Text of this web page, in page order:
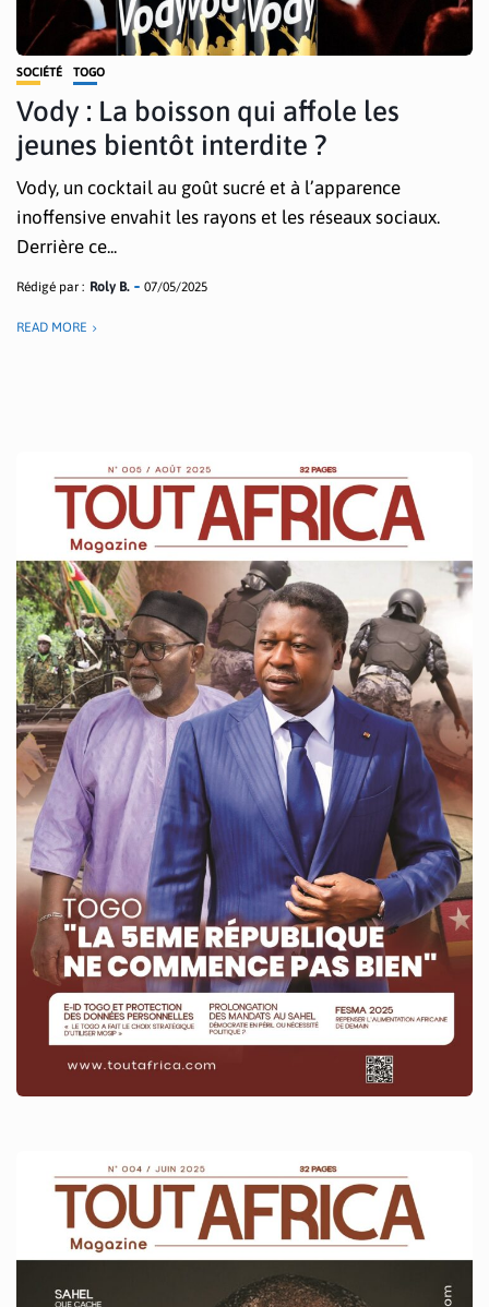
SOCIÉTÉ TOGO
Vody : La boisson qui affole les
jeunes bientôt interdite ?
Vody, un cocktail au goût sucré et à l’apparence
inoffensive envahit les rayons et les réseaux sociaux.
Derrière ce...
Rédigé par : Roly B. 07/05/2025
READ MORE